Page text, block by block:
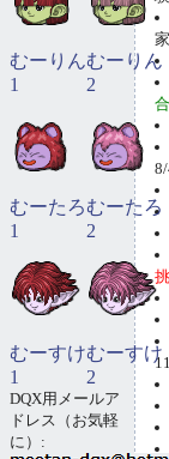
むーりん
1
むーりん
2
むーたろ
1
むーたろ
2
むーすけ
1
むーすけ
2
DQX用メールア
ドレス（お気軽
に）: